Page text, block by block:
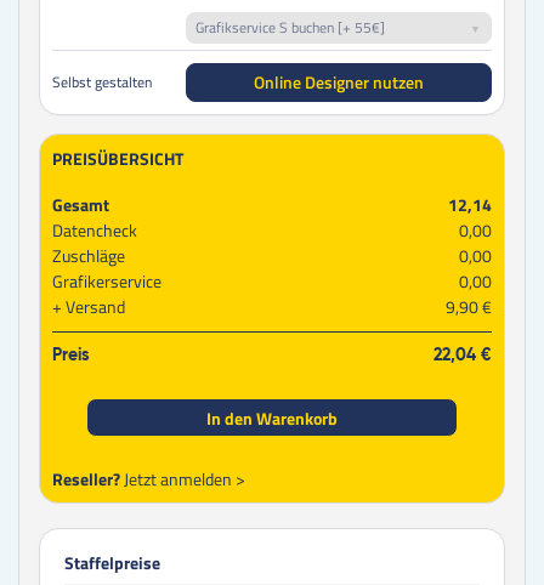
Grafikservice S buchen [+ 55€]
Selbst gestalten Online Designer nutzen
PREISÜBERSICHT
Gesamt
12,14
Datencheck
0,00
Zuschläge
0,00
Grafikerservice
0,00
Versand
9,90 €
Preis 22,04 €
In den Warenkorb
Reseller?Jetzt anmelden >
Staffelpreise